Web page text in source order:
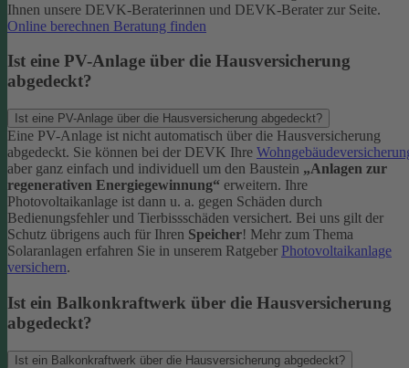
Ihnen unsere DEVK-Beraterinnen und DEVK-Berater zur Seite.
Online berechnen Beratung finden
Ist eine PV-Anlage über die Hausversicherung
abgedeckt?
Ist eine PV-Anlage über die Hausversicherung abgedeckt?
Eine PV-Anlage ist nicht automatisch über die Hausversicherung
abgedeckt. Sie können bei der DEVK Ihre
aber ganz einfach und individuell um den Baustein „Anlagen zur
regenerativen Energiegewinnung“ erweitern. Ihre
Photovoltaikanlage ist dann u. a. gegen Schäden durch
Bedienungsfehler und Tierbissschäden versichert. Bei uns gilt der
Schutz übrigens auch für Ihren Speicher! Mehr zum Thema
Solaranlagen erfahren Sie in unserem Ratgeber Photovoltaikanlage
versichern.
Ist ein Balkonkraftwerk über die Hausversicherung
abgedeckt?
Ist ein Balkonkraftwerk über die Hausversicherung abgedeckt?